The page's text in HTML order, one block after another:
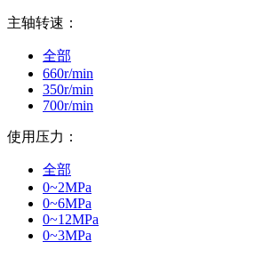
主轴转速：
全部
660r/min
350r/min
700r/min
使用压力：
全部
0~2MPa
0~6MPa
0~12MPa
0~3MPa